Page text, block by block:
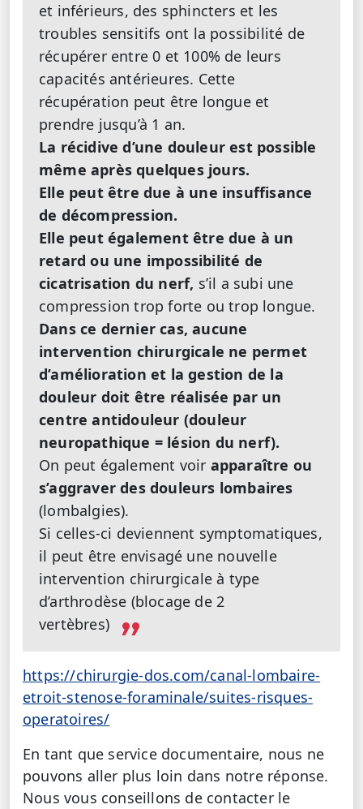
et inférieurs, des sphincters et les
troubles sensitifs ont la possibilité de
récupérer entre 0 et 100% de leurs
capacités antérieures. Cette
récupération peut être longue et
prendre jusqu’à 1 an.
La récidive d’une douleur est possible
même après quelques jours.
Elle peut être due à une insuffisance
de décompression.
Elle peut également être due à un
retard ou une impossibilité de
cicatrisation du nerf, s’il a subi une
compression trop forte ou trop longue.
Dans ce dernier cas, aucune
intervention chirurgicale ne permet
d’amélioration et la gestion de la
douleur doit être réalisée par un
centre antidouleur (douleur
neuropathique = lésion du nerf).
On peut également voir apparaître ou
s’aggraver des douleurs lombaires
(lombalgies).
Si celles-ci deviennent symptomatiques,
il peut être envisagé une nouvelle
intervention chirurgicale à type
d’arthrodèse (blocage de 2
vertèbres)
https://chirurgie-dos.com/canal-lombaire-
etroit-stenose-foraminale/suites-risques-
operatoires/
En tant que service documentaire, nous ne
pouvons aller plus loin dans notre réponse.
Nous vous conseillons de contacter le